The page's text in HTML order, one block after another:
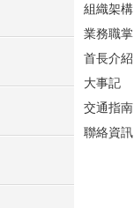
組織架構
業務職掌
首長介紹
大事記
交通指南
聯絡資訊